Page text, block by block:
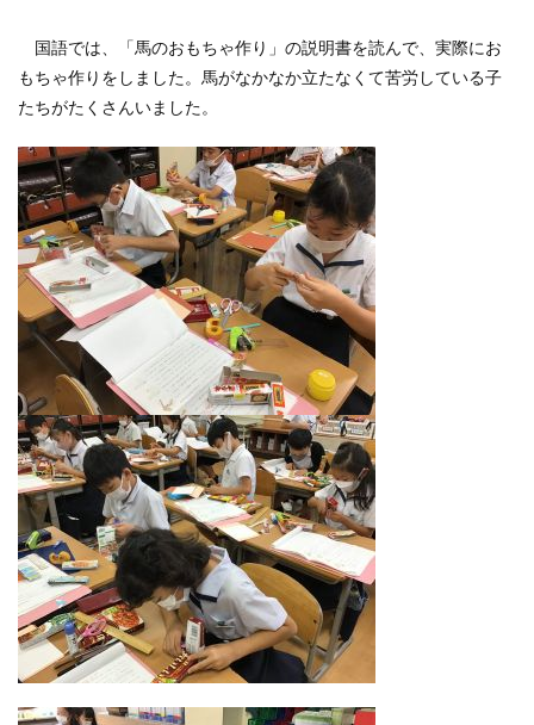
国語では、「馬のおもちゃ作り」の説明書を読んで、実際にお
もちゃ作りをしました。馬がなかなか立たなくて苦労している子
たちがたくさんいました。